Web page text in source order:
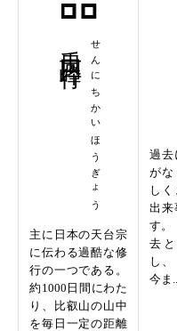
せんにちかいほうぎょう
主に日本の天台宗
に伝わる過酷な修
行の一つである。
約1000日間にわた
り、比叡山の山中
を毎日一定の距離
過去
がな
し
出来
す。
去
し
今ま...